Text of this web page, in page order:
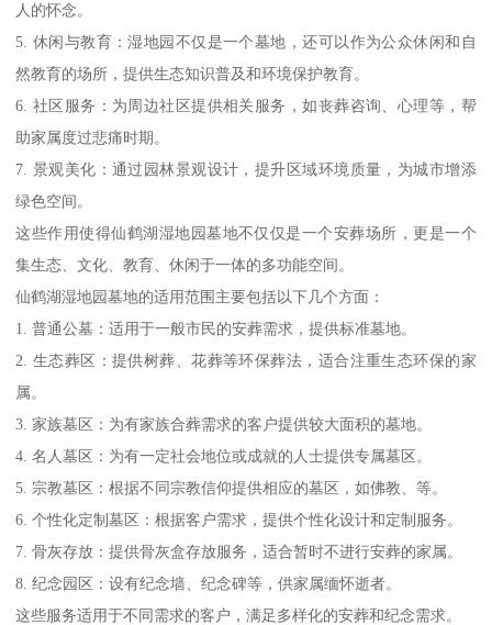
人的怀念。
5. 休闲与教育：湿地园不仅是一个墓地，还可以作为公众休闲和自
然教育的场所，提供生态知识普及和环境保护教育。
6. 社区服务：为周边社区提供相关服务，如丧葬咨询、心理等，帮
助家属度过悲痛时期。
7. 景观美化：通过园林景观设计，提升区域环境质量，为城市增添
绿色空间。
这些作用使得仙鹤湖湿地园墓地不仅仅是一个安葬场所，更是一个
集生态、文化、教育、休闲于一体的多功能空间。
仙鹤湖湿地园墓地的适用范围主要包括以下几个方面：
1. 普通公墓：适用于一般市民的安葬需求，提供标准墓地。
2. 生态葬区：提供树葬、花葬等环保葬法，适合注重生态环保的家
属。
3. 家族墓区：为有家族合葬需求的客户提供较大面积的墓地。
4. 名人墓区：为有一定社会地位或成就的人士提供专属墓区。
5. 宗教墓区：根据不同宗教信仰提供相应的墓区，如佛教、等。
6. 个性化定制墓区：根据客户需求，提供个性化设计和定制服务。
7. 骨灰存放：提供骨灰盒存放服务，适合暂时不进行安葬的家属。
8. 纪念园区：设有纪念墙、纪念碑等，供家属缅怀逝者。
这些服务适用于不同需求的客户，满足多样化的安葬和纪念需求。